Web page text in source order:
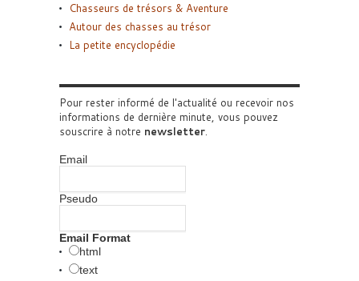
Chasseurs de trésors & Aventure
Autour des chasses au trésor
La petite encyclopédie
Pour rester informé de l'actualité ou recevoir nos
informations de dernière minute, vous pouvez
souscrire à notre newsletter.
Email
Pseudo
Email Format
html
text